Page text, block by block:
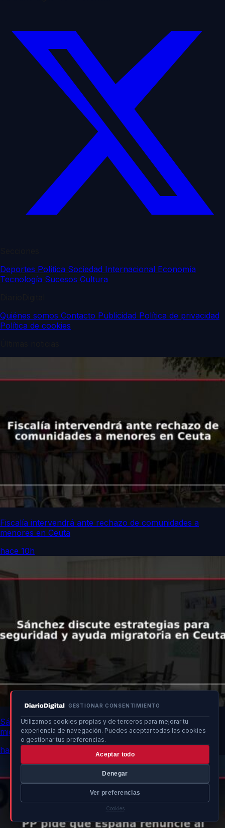
GESTIONAR CONSENTIMIENTO
Utilizamos cookies propias y de terceros para mejorar tu
experiencia de navegación. Puedes aceptar todas las cookies
o gestionar tus preferencias.
Aceptar todo
Denegar
Ver preferencias
Cookies
Deportes Política Sociedad Internacional Economía
Tecnología Sucesos Cultura
Quiénes somos Contacto Publicidad Política de privacidad
Política de cookies
Fiscalía intervendrá ante rechazo de comunidades a
menores en Ceuta
hace 10h
Sánchez discute estrategias para seguridad y ayuda
migratoria en Ceuta
hace 10h